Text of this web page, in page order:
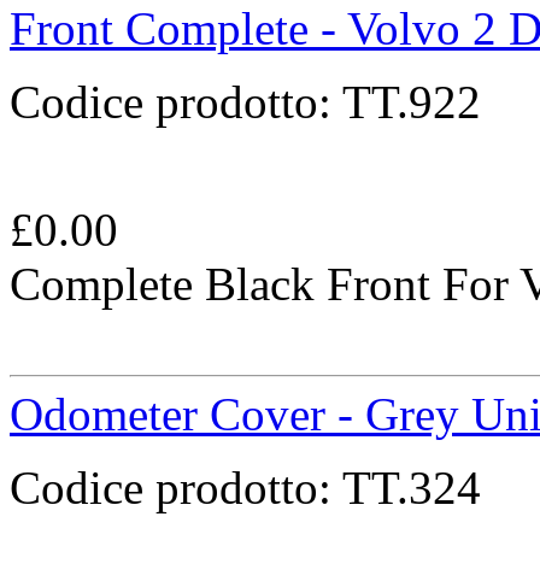
Front Complete - Volvo 2
Codice prodotto: TT.922
£0.00
Complete Black Front For
Odometer Cover - Grey
Codice prodotto: TT.324